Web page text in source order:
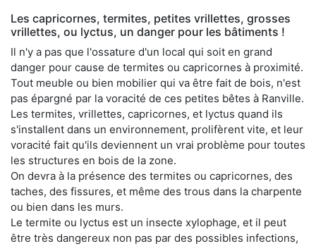
Les capricornes, termites, petites vrillettes, grosses
vrillettes, ou lyctus, un danger pour les bâtiments !
Il n'y a pas que l'ossature d'un local qui soit en grand
danger pour cause de termites ou capricornes à proximité.
Tout meuble ou bien mobilier qui va être fait de bois, n'est
pas épargné par la voracité de ces petites bêtes à Ranville.
Les termites, vrillettes, capricornes, et lyctus quand ils
s'installent dans un environnement, prolifèrent vite, et leur
voracité fait qu'ils deviennent un vrai problème pour toutes
les structures en bois de la zone.
On devra à la présence des termites ou capricornes, des
taches, des fissures, et même des trous dans la charpente
ou bien dans les murs.
Le termite ou lyctus est un insecte xylophage, et il peut
être très dangereux non pas par des possibles infections,